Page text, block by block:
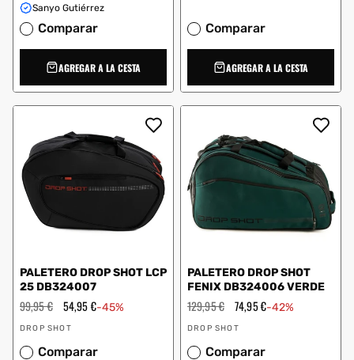
Sanyo Gutiérrez
Comparar
AGREGAR A LA CESTA
Comparar
AGREGAR A LA CESTA
PALETERO DROP SHOT LCP
25 DB324007
Precio
habitual
99,95 € Precio
oferta
54,95 €-45%
Proveedor:
DROP SHOT
Comparar
PALETERO DROP SHOT
FENIX DB324006 VERDE
Precio
habitual
129,95 € Precio
de
oferta
74,95 €-42%
Proveedor:
DROP SHOT
Comparar